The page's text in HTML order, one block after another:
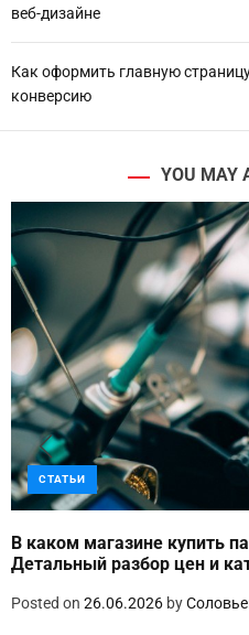
веб-дизайне
Как оформить главную
конверсию
YOU MAY
СТАТЬИ
В каком магазине купить
Детальный разбор цен и
Posted on 26.06.2026 by